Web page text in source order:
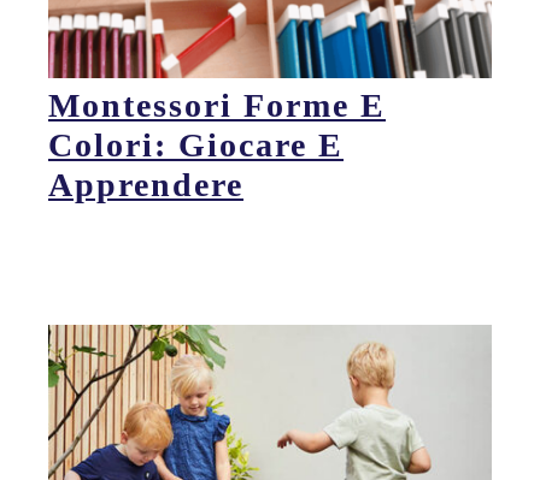
Montessori Forme E
Colori: Giocare E
Apprendere